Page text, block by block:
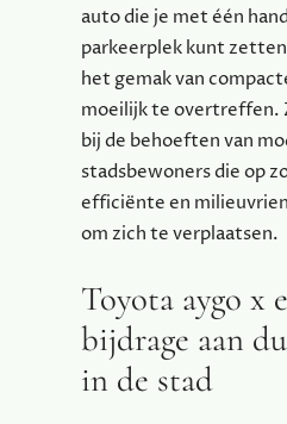
auto die je met één
parkeerplek kunt
het gemak van
moeilijk te overtreffen.
bij de behoeften van
stadsbewoners die op
efficiënte en
om zich te verplaatsen.
Toyota aygo x
bijdrage aan
in de stad